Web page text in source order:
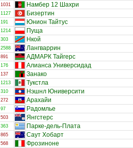
1031 Намбер 12 Шахри
1127 Бизертин
191 Юнион Тайтус
1214 Пуща
303 Нкой
2588 Лангваррин
891 АДМАРК Тайгерс
176 Алианса Универсидад
137 Занако
1213 Тукстла
310 Нэшнл Юниверсити
272 Арахайи
97 Радомлье
503 Янгстерс
363 Парке-дель-Плата
865 Саут Хобарт
568 Фрозиноне